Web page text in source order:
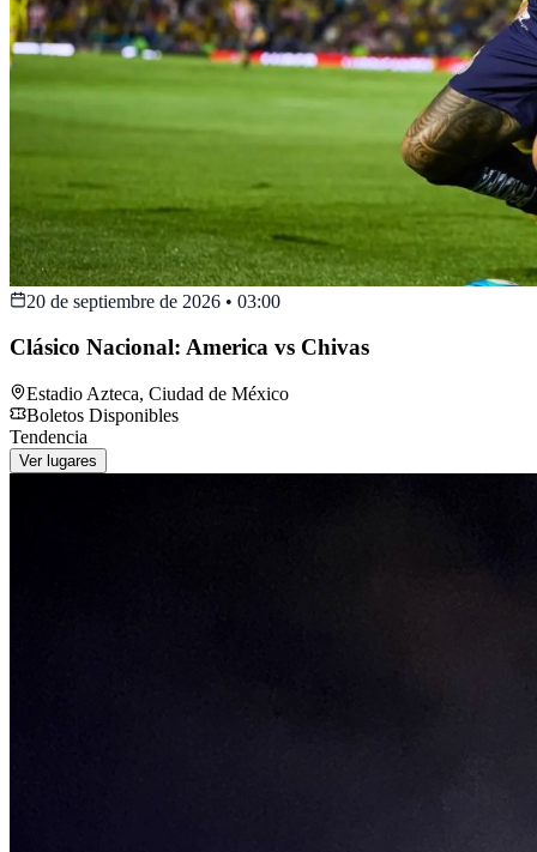
20 de septiembre de 2026 • 03:00
Clásico Nacional: America vs Chivas
Estadio Azteca, Ciudad de México
Boletos Disponibles
Tendencia
Ver lugares